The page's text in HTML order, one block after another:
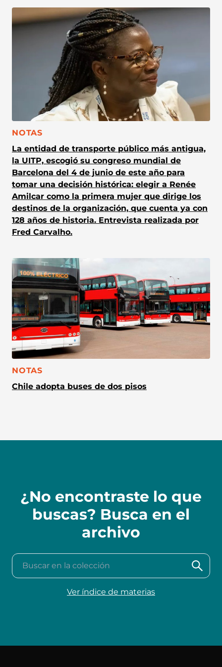
CATEGORÍA:
NOTAS
La entidad de transporte público más antigua,
la UITP, escogió su congreso mundial de
Barcelona del 4 de junio de este año para
tomar una decisión histórica: elegir a Renée
Amilcar como la primera mujer que dirige los
destinos de la organización, que cuenta ya con
128 años de historia. Entrevista realizada por
Fred Carvalho.
CATEGORÍA:
NOTAS
Chile adopta buses de dos pisos
¿No encontraste lo que
buscas? Busca en el
archivo
Buscar en la colección
Ver índice de materias